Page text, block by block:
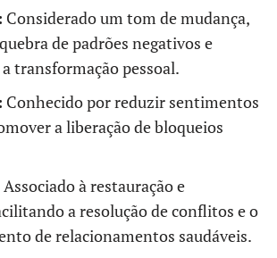
Considerado um tom de mudança,
de padrões negativos e
transformação pessoal.
Conhecido por reduzir sentimentos
a liberação de bloqueios
Associado à restauração e
a resolução de conflitos e o
de relacionamentos saudáveis.